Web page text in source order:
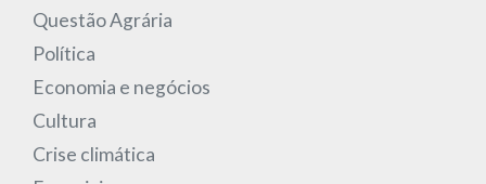
Questão Agrária
Política
Economia e negócios
Cultura
Crise climática